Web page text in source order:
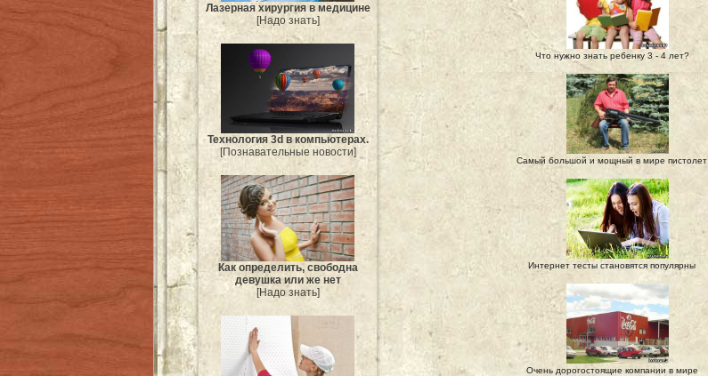
Лазерная хирургия в медицине
[Надо знать]
Технология 3d в компьютерах.
[Познавательные новости]
Как определить, свободна
девушка или же нет
[Надо знать]
Что нужно знать ребенку 3 - 4 лет?
Самый большой и мощный в мире пистолет
Интернет тесты становятся популярны
Очень дорогостоящие компании в мире